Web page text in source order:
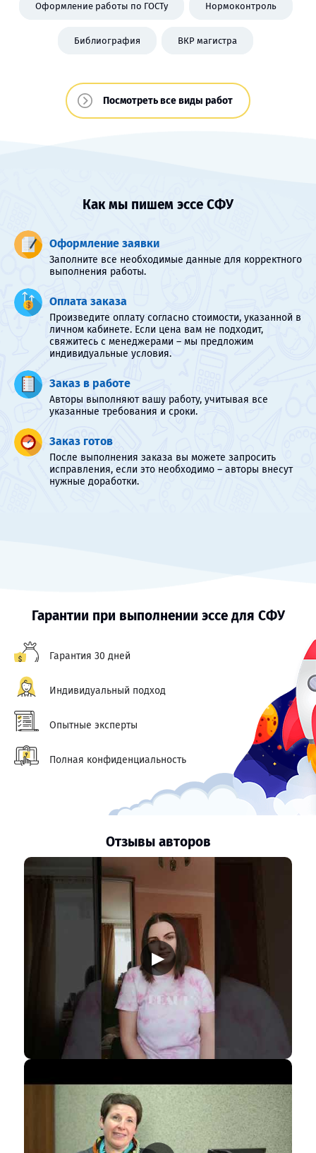
Оформление работы по ГОСТу Нормоконтроль
Библиография ВКР магистра
Посмотреть все виды работ
Как мы пишем эссе СФУ
Оформление заявки
Заполните все необходимые данные для корректного
выполнения работы.
Оплата заказа
Произведите оплату согласно стоимости, указанной в
личном кабинете. Если цена вам не подходит,
свяжитесь с менеджерами – мы предложим
индивидуальные условия.
Заказ в работе
Авторы выполняют вашу работу, учитывая все
указанные требования и сроки.
Заказ готов
После выполнения заказа вы можете запросить
исправления, если это необходимо – авторы внесут
нужные доработки.
Гарантии при выполнении эссе для СФУ
Гарантия 30 дней
Индивидуальный подход
Опытные эксперты
Полная конфиденциальность
Отзывы авторов
▶